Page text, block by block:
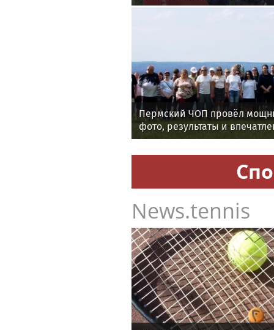
Пермский ЧОП провёл
фото, результаты и
мероприятия
News.tennis